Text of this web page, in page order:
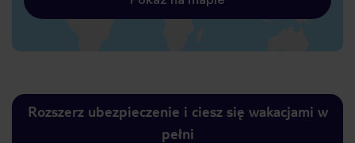
Rozszerz ubezpieczenie i ciesz się wakacjami w
pełni